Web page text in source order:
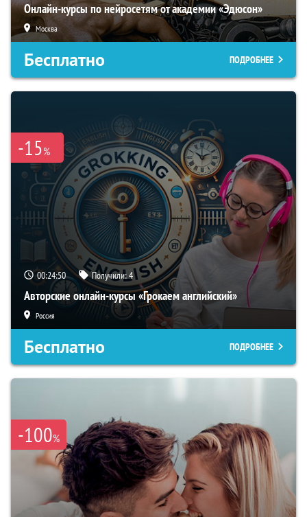
Онлайн-курсы по нейросетям от академии «Эдюсон»
Москва
Бесплатно ПОДРОБНЕЕ
-15%
00:24:49 Получили:4
Авторские онлайн-курсы «Грокаем английский»
Россия
Бесплатно ПОДРОБНЕЕ
-100%